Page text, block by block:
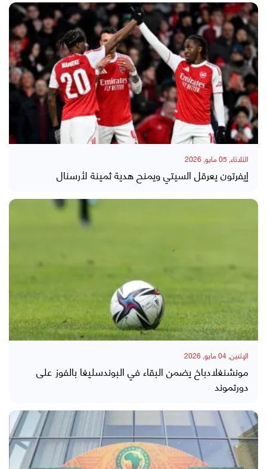
الثلاثاء, 05 مايو, 2026
إيفرتون يعرقل السيتي ويمنح هدية ثمينة لأرسنال
الإثنين, 04 مايو, 2026
مونشنغلادباخ يضمن البقاء في البوندسليغا بالفوز على
دورتموند